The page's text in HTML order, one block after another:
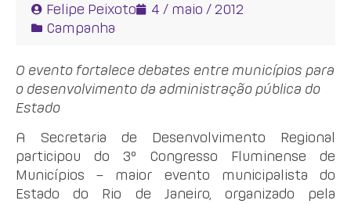
Felipe Peixoto
4 / maio / 2012
Campanha
O evento fortalece debates entre municípios para
o desenvolvimento da administração pública do
Estado
A Secretaria de Desenvolvimento Regional
participou do 3º Congresso Fluminense de
Municípios – maior evento municipalista do
Estado do Rio de Janeiro, organizado pela